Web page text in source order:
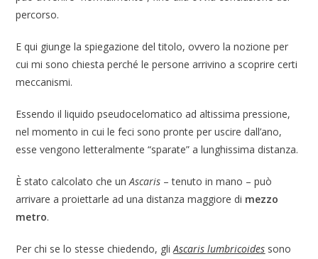
percorso.
E qui giunge la spiegazione del titolo, ovvero la nozione per
cui mi sono chiesta perché le persone arrivino a scoprire certi
meccanismi.
Essendo il liquido pseudocelomatico ad altissima pressione,
nel momento in cui le feci sono pronte per uscire dall’ano,
esse vengono letteralmente “sparate” a lunghissima distanza.
È stato calcolato che unAscaris – tenuto in mano – può
arrivare a proiettarle ad una distanza maggiore di mezzo
metro.
Per chi se lo stesse chiedendo, gliAscaris lumbricoides sono